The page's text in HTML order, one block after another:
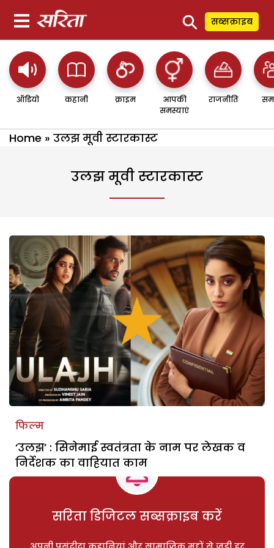
⚲ सब्सक्राइब
ऑडियो कहानी क्राइम
आपकी
समस्याएं
राजनीति
Home » उलझ मूवी स्टारकास्ट
उलझ मूवी स्टारकास्ट
फिल्म
‘उलझ’ : सिनेमाई स्वतंत्रता के नाम पर लेखक व
निर्देशक का वाहियात काम
सरिता डिजिटल सब्सक्राइब करें